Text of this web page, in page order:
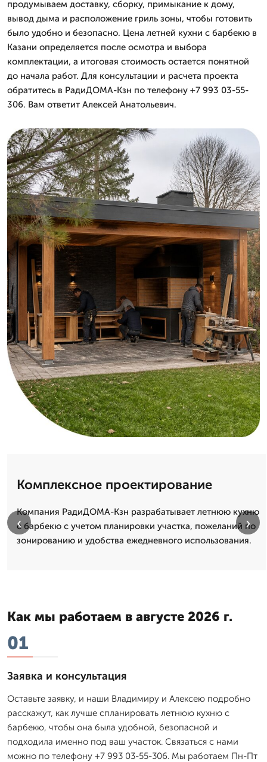
продумываем доставку, сборку, примыкание к дому,
вывод дыма и расположение гриль зоны, чтобы готовить
было удобно и безопасно. Цена летней кухни с барбекю в
Казани определяется после осмотра и выбора
комплектации, а итоговая стоимость остается понятной
до начала работ. Для консультации и расчета проекта
обратитесь в РадиДОМА-Кзн по телефону +7 993 03-55-
306. Вам ответит Алексей Анатольевич.
Комплексное проектирование
Компания РадиДОМА-Кзн разрабатывает летнюю кухню
с барбекю с учетом планировки участка, пожеланий по
зонированию и удобства ежедневного использования.
‹ ›
Как мы работаем в августе 2026 г.
01
Заявка и консультация
Оставьте заявку, и наши Владимиру и Алексею подробно
расскажут, как лучше спланировать летнюю кухню с
барбекю, чтобы она была удобной, безопасной и
подходила именно под ваш участок. Связаться с нами
можно по телефону +7 993 03-55-306. Мы работаем Пн-Пт